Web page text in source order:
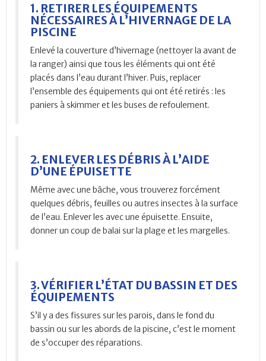
1. RETIRER LES ÉQUIPEMENTS
NÉCESSAIRES À L’HIVERNAGE DE LA
PISCINE
Enlevé la couverture d’hivernage (nettoyer la avant de
la ranger) ainsi que tous les éléments qui ont été
placés dans l’eau durant l’hiver. Puis, replacer
l’ensemble des équipements qui ont été retirés : les
paniers à skimmer et les buses de refoulement.
2. ENLEVER LES DÉBRIS À L’AIDE
D’UNE ÉPUISETTE
Même avec une bâche, vous trouverez forcément
quelques débris, feuilles ou autres insectes à la surface
de l’eau. Enlever les avec une épuisette. Ensuite,
donner un coup de balai sur la plage et les margelles.
3. VÉRIFIER L’ÉTAT DU BASSIN ET DES
ÉQUIPEMENTS
S’il y a des fissures sur les parois, dans le fond du
bassin ou sur les abords de la piscine, c’est le moment
de s’occuper des réparations.